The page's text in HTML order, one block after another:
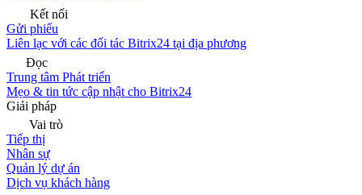
Kết nối
Gửi phiếu
Liên lạc với các đối tác Bitrix24 tại địa phương
Đọc
Trung tâm Phát triển
Mẹo & tin tức cập nhật cho Bitrix24
Giải pháp
Vai trò
Tiếp thị
Nhân sự
Quản lý dự án
Dịch vụ khách hàng